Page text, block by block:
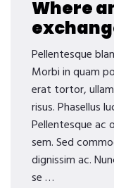
Where
Pellentesque
Morbi in quam
erat tortor,
risus. Phasellus
Pellentesque ac
sem. Sed
dignissim ac.
se …